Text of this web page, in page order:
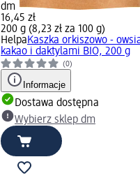
dm
16,45 zł
200 g (8,23 zł za 100 g)
HelpaKaszka orkiszowo -
kakao i daktylami BIO, 200 g
(0)
Informacje
Dostawa dostępna
Wybierz sklep dm